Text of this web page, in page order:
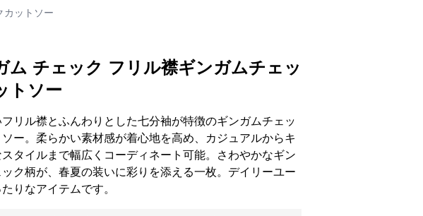
カットソー
ム チェック フリル襟ギンガムチェッ
トソー
リル襟とふんわりとした七分袖が特徴のギンガムチェッ
ソー。柔らかい素材感が着心地を高め、カジュアルからキ
スタイルまで幅広くコーディネート可能。さわやかなギン
ック柄が、春夏の装いに彩りを添える一枚。デイリーユー
りなアイテムです。